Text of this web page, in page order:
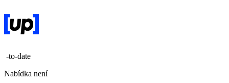
-to-date
Nabídka není